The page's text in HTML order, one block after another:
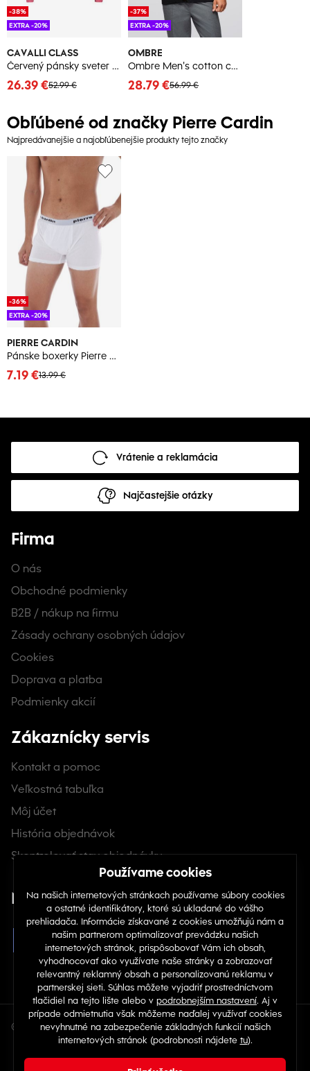
CAVALLI CLASS
Červený pánsky sveter Cavalli Class
52.99 €
26.39 €
-38%
EXTRA -20%
OMBRE
Ombre Men's cotton cardigan sweater with shawl collar - black
56.99 €
28.79 €
-37%
EXTRA -20%
Obľúbené od značky Pierre Cardin
Najpredávanejšie a najobľúbenejšie produkty tejto značky
PIERRE CARDIN
Pánske boxerky Pierre Cardin biele
13.99 €
7.19 €
-36%
EXTRA -20%
Vrátenie a reklamácia
Najčastejšie otázky
Firma
O nás
Obchodné podmienky
B2B / nákup na firmu
Zásady ochrany osobných údajov
Cookies
Doprava a platba
Podmienky akcií
Zákaznícky servis
Kontakt a pomoc
Veľkostná tabuľka
Môj účet
História objednávok
Skontrolovať stav objednávky
Nájdete nás na sociálnych sieťach
© Copyright 2026 TOP 1 IT Solutions, s.r.o.